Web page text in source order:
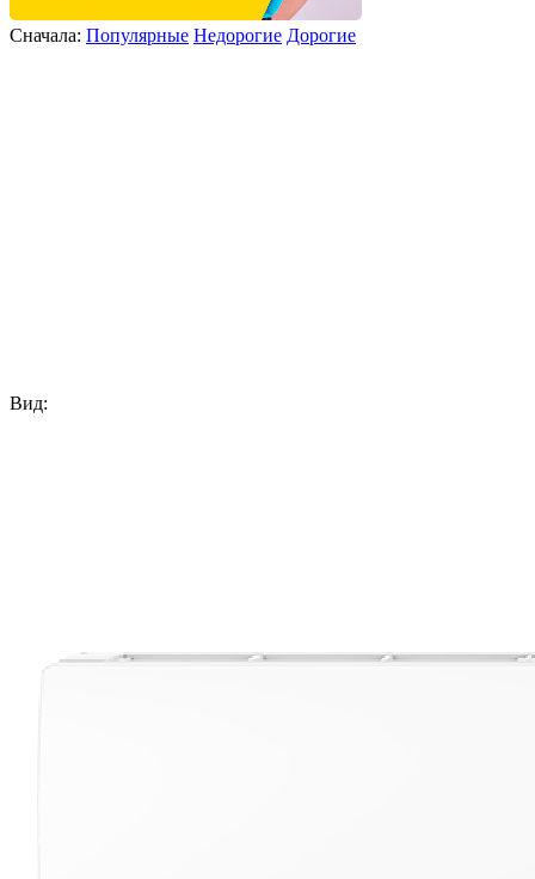
Сначала: Популярные Недорогие Дорогие
Вид: